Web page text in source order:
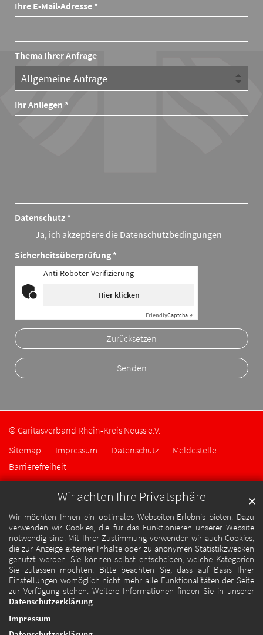
Wir achten Ihre Privatsphäre
Wir möchten Ihnen ein optimales Webseiten-Erlebnis bieten. Dazu
verwenden wir Cookies, die für das Funktionieren unserer Website
notwendig sind. Mit Ihrer Zustimmung verwenden wir auch Cookies,
die zur Anzeige externer Inhalte oder zu anonymen Statistikzwecken
genutzt werden. Sie können selbst entscheiden, welche Kategorien
Sie zulassen möchten. Bitte beachten Sie, dass auf Basis Ihrer
Einstellungen womöglich nicht mehr alle Funktionalitäten der Seite
zur Verfügung stehen. Weitere Informationen finden Sie in unserer
Datenschutzerklärung.
✕
Impressum
Ihre E-Mail-Adresse *
Thema Ihrer Anfrage
Ihr Anliegen *
Datenschutz *
Ja, ich akzeptiere die Datenschutzbedingungen
Sicherheitsüberprüfung *
Anti-Roboter-Verifizierung
Hier klicken
FriendlyCaptcha ⇗
Zurücksetzen
© Caritasverband Rhein-Kreis Neuss e.V.
Sitemap
Impressum Datenschutz
Meldestelle
Barrierefreiheit